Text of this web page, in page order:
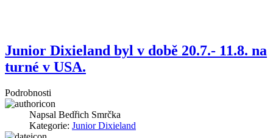
Junior Dixieland byl v době 20.7.- 11.8. na
turné v USA.
Podrobnosti
Napsal Bedřich Smrčka
Kategorie: Junior Dixieland